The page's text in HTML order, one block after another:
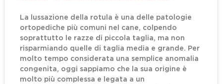
La lussazione della rotula è una delle patologie
ortopediche più comuni nel cane, colpendo
soprattutto le razze di piccola taglia, ma non
risparmiando quelle di taglia media e grande. Per
molto tempo considerata una semplice anomalia
congenita, oggi sappiamo che la sua origine è
molto più complessa e legata a un